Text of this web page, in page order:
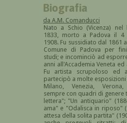
Biografia
da A.M. Comanducci
Nato a Schio (Vicenza) nel
1833, morto a Padova il 4
1908. Fu sussidiato dal 1861
Comune di Padova per
studi; e incominciò ad
anni all'Accademia Veneta ed
Fu artista scrupoloso ed
partecipò a molte
Milano, Venezia, Verona,
sempre con quadri di genere
lettera"; "Un antiquario"
ama" e "Odalisca in riposo"
attesa della solita partita"